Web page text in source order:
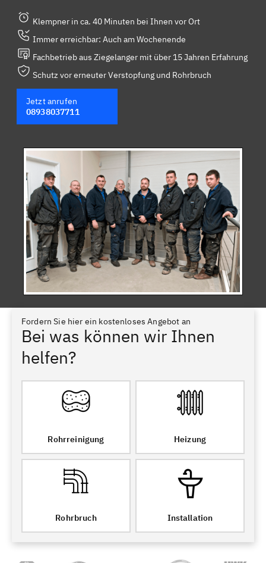
Klempner in ca. 40 Minuten bei Ihnen vor Ort
Immer erreichbar: Auch am Wochenende
Fachbetrieb aus Ziegelanger mit über 15 Jahren Erfahrung
Schutz vor erneuter Verstopfung und Rohrbruch
Jetzt anrufen
08938037711
Fordern Sie hier ein kostenloses Angebot an
Bei was können wir Ihnen
helfen?
Rohrreinigung Heizung
Rohrbruch Installation